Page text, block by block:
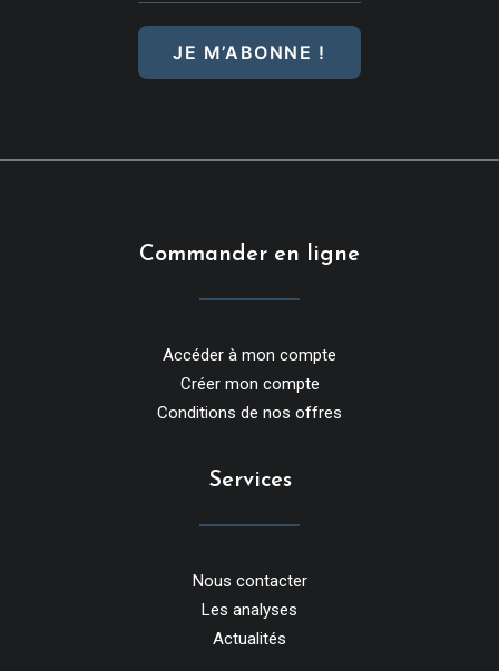
Commander en ligne
Accéder à mon compte
Créer mon compte
Conditions de nos offres
Services
Nous contacter
Les analyses
Actualités